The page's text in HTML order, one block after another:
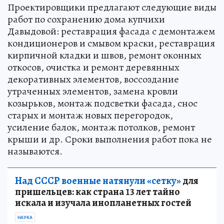
Проектировщики предлагают следующие виды
работ по сохранению дома купчихи
Давыдовой: реставрация фасада с демонтажем
кондиционеров и смывом краски, реставрация
кирпичной кладки и швов, ремонт оконных
откосов, очистка и ремонт деревянных
декоративных элементов, воссоздание
утраченных элементов, замена кровли
козырьков, монтаж подсветки фасада, снос
старых и монтаж новых перегородок,
усиление балок, монтаж потолков, ремонт
крыши и др. Сроки выполнения работ пока не
называются.
Над СССР военные натянули «сетку»для
пришельцев: как страна 13 лет тайно
искала и изучала инопланетных гостей
НАУКА